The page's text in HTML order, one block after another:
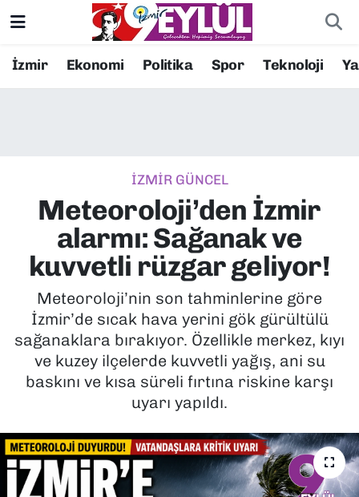
İzmir Ekonomi Politika Spor Teknoloji
İZMİR GÜNCEL
Meteoroloji’den İzmir
alarmı: Sağanak ve
kuvvetli rüzgar geliyor!
Meteoroloji’nin son tahminlerine göre
İzmir’de sıcak hava yerini gök gürültülü
sağanaklara bırakıyor. Özellikle merkez, kıyı
ve kuzey ilçelerde kuvvetli yağış, ani su
baskını ve kısa süreli fırtına riskine karşı
uyarı yapıldı.
Resmi İlanlar
EKONOMİ
KÜLTÜR SANAT
MAGAZİN
POLİTİKA
SAĞLIK
SPOR
TEKNOLOJİ
Konak Nöbetçi Eczaneler
Süper Lig Puan Durumu ve Fikstür
Tüm Manşetler
Son Dakika Haberleri
Haber Arşivi